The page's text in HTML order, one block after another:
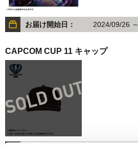
お届け開始日： 2024/09/26 ～
CAPCOM CUP 11 キャップ